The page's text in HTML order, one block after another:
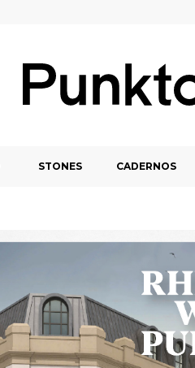
STONES CADERNOS